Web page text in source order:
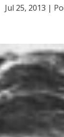
Jul 25, 2013 |